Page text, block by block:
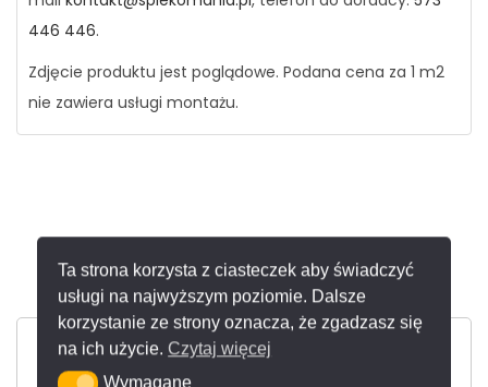
Ta strona korzysta z ciasteczek aby świadczyć
usługi na najwyższym poziomie. Dalsze
korzystanie ze strony oznacza, że zgadzasz się
na ich użycie. Czytaj więcej
Wymagane
446 446.
Zdjęcie produktu jest poglądowe. Podana cena za 1 m2
nie zawiera usługi montażu.